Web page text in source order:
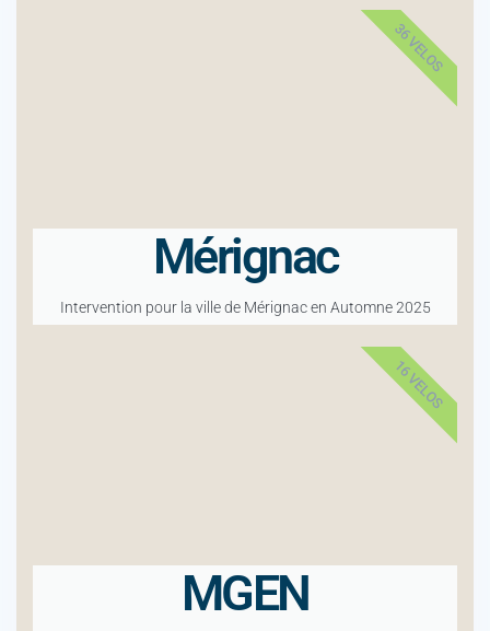
Mérignac
Intervention pour la ville de Mérignac en Automne 2025
36 VELOS
MGEN
16 VELOS